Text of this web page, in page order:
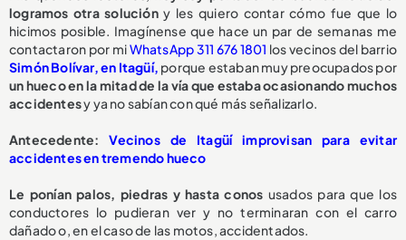
logramos otra solucióny les quiero contar cómo fue que lo
hicimos posible. Imagínense que hace un par de semanas me
contactaron por miWhatsApp 311 676 1801 los vecinos del barrio
Simón Bolívar, en Itagüí, porque estaban muy preocupados por
un hueco en la mitad de la vía que estaba ocasionando muchos
accidentesy ya no sabían con qué más señalizarlo.
Antecedente:Vecinos de Itagüí improvisan para evitar
accidentes en tremendo hueco
Le ponían palos, piedras y hasta conos usados para que los
conductores lo pudieran ver y no terminaran con el carro
dañado o, en el caso de las motos, accidentados.